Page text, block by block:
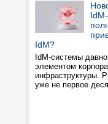
IdM?
IdM-системы
элементом
инфраструктуры.
уже не первое